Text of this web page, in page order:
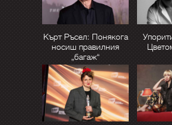
Кърт Ръсел: Понякога
носиш правилния
„багаж“